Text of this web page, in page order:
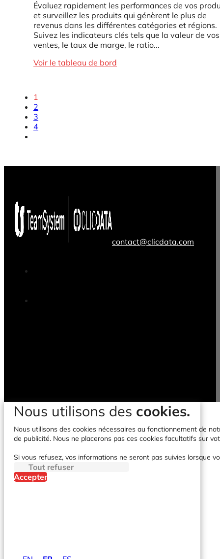
Évaluez rapidement les performances de vos
et surveillez les produits qui génèrent le plus de
revenus dans les différentes catégories et régions.
Suivez les indicateurs clés tels que la valeur de vos
ventes, le taux de marge, le ratio...
Voir le tableau de bord
1
2
3
4
contact@clicdata.com
Nous utilisons des cookies.
Nous utilisons des cookies nécessaires au fonctionnement de
de publicité. Nous ne placerons pas ces cookies facultatifs sur
Si vous refusez, vos informations ne seront pas suivies lorsque
Tout refuser
Accepter